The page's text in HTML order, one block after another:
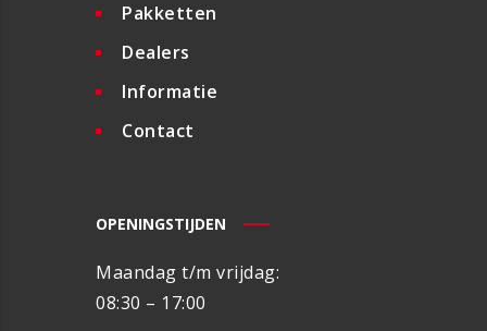
Pakketten
Dealers
Informatie
Contact
OPENINGSTIJDEN
Maandag t/m vrijdag:
08:30 – 17:00